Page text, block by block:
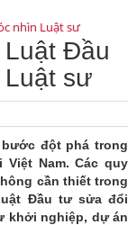
nhìn Luật sư
Đầu
sư
đột phá trong
Nam. Các quy
cần thiết trong
Đầu tư sửa đổi
khởi nghiệp, dự án